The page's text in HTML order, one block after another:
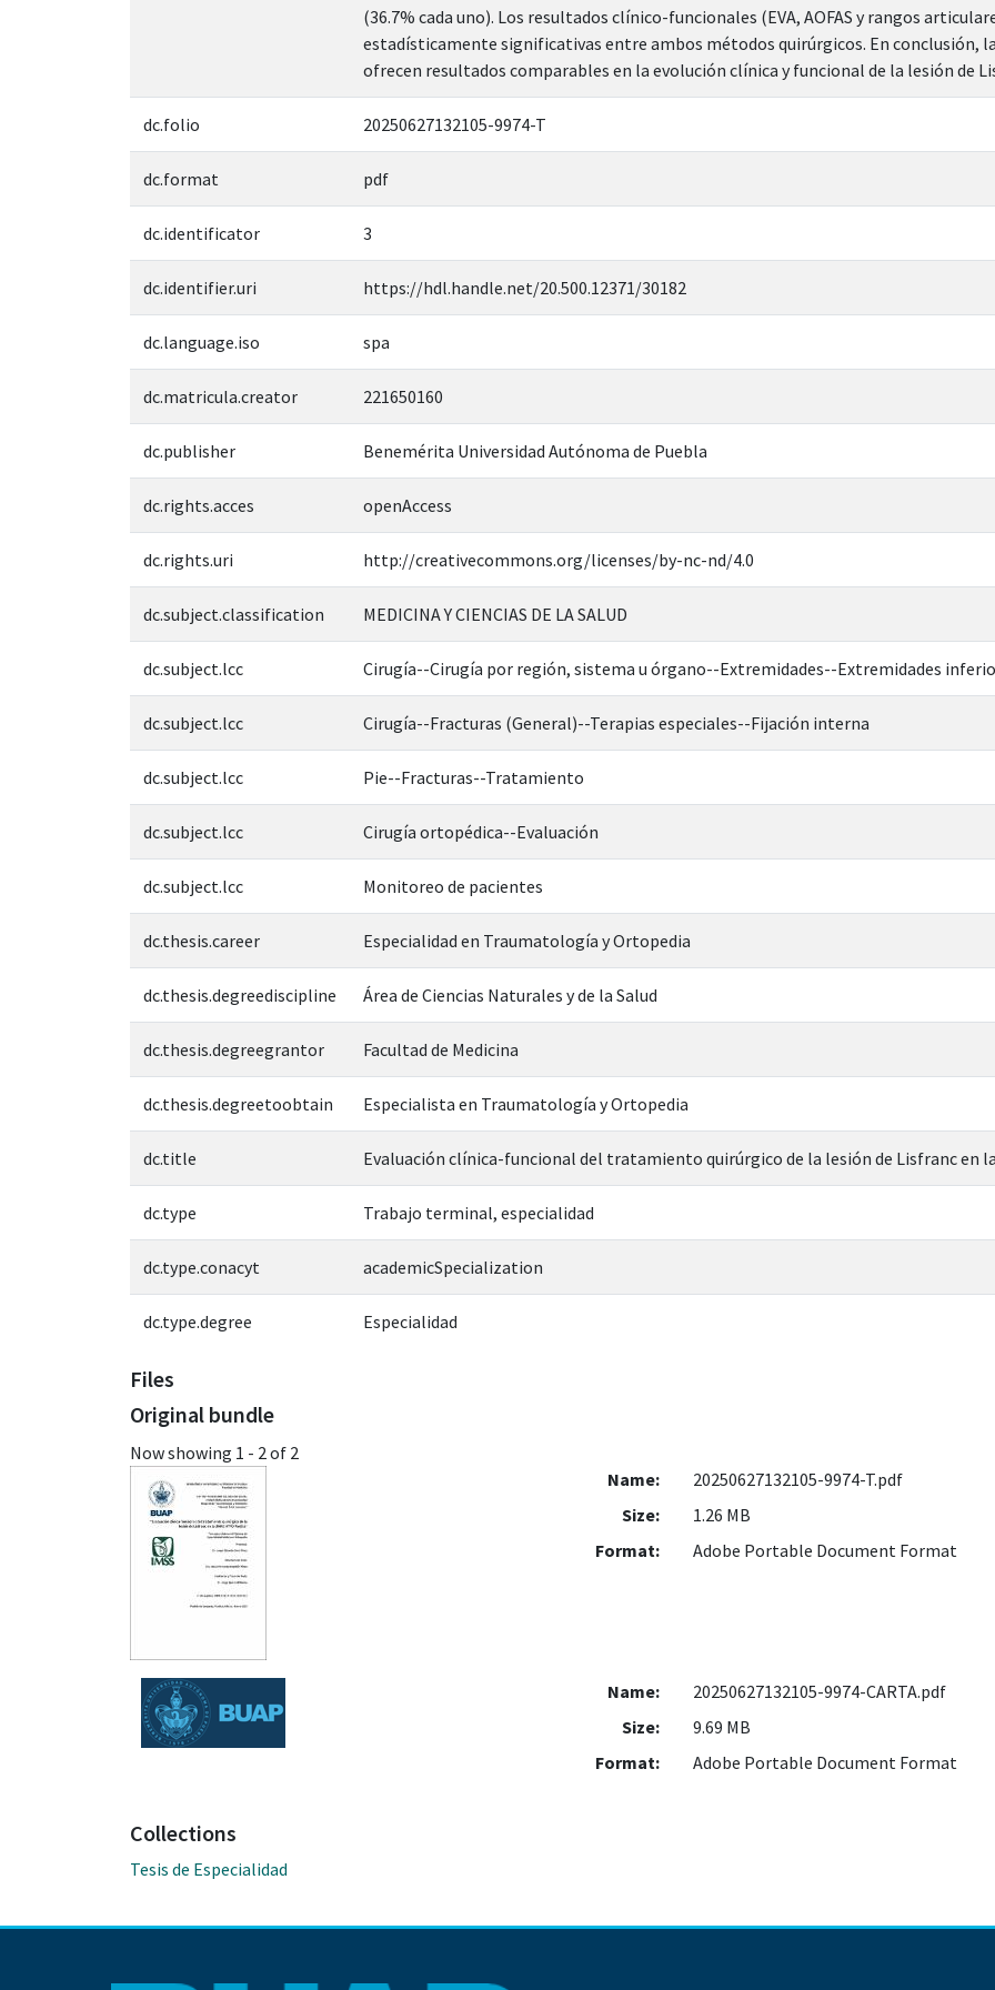
(36.7% cada uno). Los resultados clínico-funcionales (EVA, AOFAS y rangos
estadísticamente significativas entre ambos métodos quirúrgicos. En conclusión,
ofrecen resultados comparables en la evolución clínica y funcional de la lesión de
dc.folio 20250627132105-9974-T
dc.format pdf
dc.identificator 3
dc.identifier.uri https://hdl.handle.net/20.500.12371/30182
dc.language.iso spa
dc.matricula.creator 221650160
dc.publisher Benemérita Universidad Autónoma de Puebla
dc.rights.acces openAccess
dc.rights.uri http://creativecommons.org/licenses/by-nc-nd/4.0
dc.subject.classification MEDICINA Y CIENCIAS DE LA SALUD
dc.subject.lcc Cirugía--Cirugía por región, sistema u órgano--Extremidades--Extremidades
dc.subject.lcc Cirugía--Fracturas (General)--Terapias especiales--Fijación interna
dc.subject.lcc Pie--Fracturas--Tratamiento
dc.subject.lcc Cirugía ortopédica--Evaluación
dc.subject.lcc Monitoreo de pacientes
dc.thesis.career Especialidad en Traumatología y Ortopedia
dc.thesis.degreediscipline Área de Ciencias Naturales y de la Salud
dc.thesis.degreegrantor Facultad de Medicina
dc.thesis.degreetoobtain Especialista en Traumatología y Ortopedia
dc.title Evaluación clínica-funcional del tratamiento quirúrgico de la lesión de Lisfranc en la
dc.type Trabajo terminal, especialidad
dc.type.conacyt academicSpecialization
dc.type.degree Especialidad
Files
Original bundle
Now showing 1 - 2 of 2
Name:
20250627132105-9974-T.pdf
Size:
1.26 MB
Format:
Adobe Portable Document Format
Name:
20250627132105-9974-CARTA.pdf
Size:
9.69 MB
Format:
Adobe Portable Document Format
Collections
Tesis de Especialidad